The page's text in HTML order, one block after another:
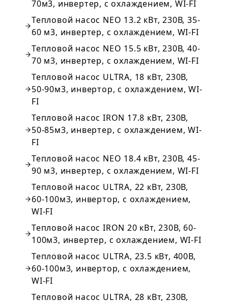
70м3, инвертер, с охлаждением, WI-FI
Тепловой насос NEO 13.2 кВт, 230В, 35-
60 м3, инвертер, с охлаждением, WI-FI
Тепловой насос NEO 15.5 кВт, 230В, 40-
70 м3, инвертер, с охлаждением, WI-FI
Тепловой насос ULTRA, 18 кВт, 230В,
50-90м3, инвертор, с охлаждением, WI-
FI
Тепловой насос IRON 17.8 кВт, 230В,
50-85м3, инвертер, с охлаждением, WI-
FI
Тепловой насос NEO 18.4 кВт, 230В, 45-
90 м3, инвертер, с охлаждением, WI-FI
Тепловой насос ULTRA, 22 кВт, 230В,
60-100м3, инвертор, с охлаждением,
WI-FI
Тепловой насос IRON 20 кВт, 230В, 60-
100м3, инвертер, с охлаждением, WI-FI
Тепловой насос ULTRA, 23.5 кВт, 400В,
60-100м3, инвертор, с охлаждением,
WI-FI
Тепловой насос ULTRA, 28 кВт, 230В,